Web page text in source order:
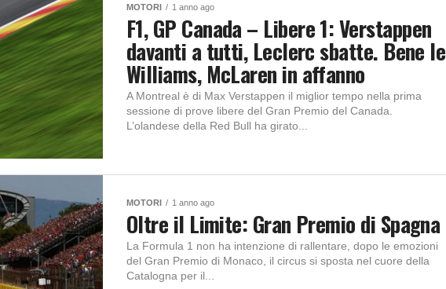
MOTORI 1 anno ago
F1, GP Canada – Libere 1: Verstappen
davanti a tutti, Leclerc sbatte. Bene le
Williams, McLaren in affanno
A Montreal è di Max Verstappen il miglior tempo nella prima
sessione di prove libere del Gran Premio del Canada.
L’olandese della Red Bull ha girato...
MOTORI 1 anno ago
Oltre il Limite: Gran Premio di Spagna
La Formula 1 non ha intenzione di rallentare, dopo le emozioni
del Gran Premio di Monaco, il circus si sposta nel cuore della
Catalogna per il...